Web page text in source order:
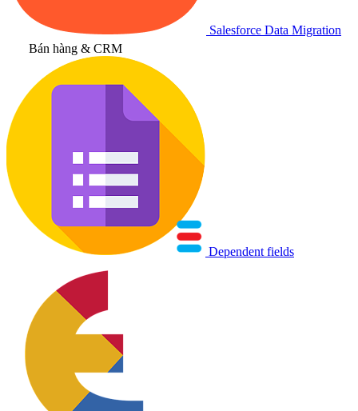
Salesforce Data Migration
Bán hàng & CRM
Dependent fields